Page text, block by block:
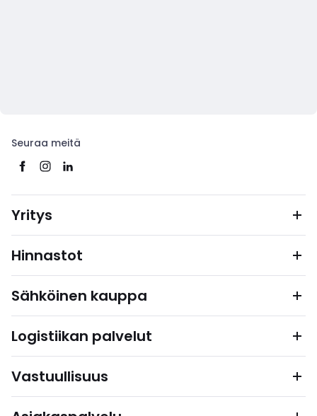
Seuraa meitä
Yritys
Hinnastot
Sähköinen kauppa
Logistiikan palvelut
Vastuullisuus